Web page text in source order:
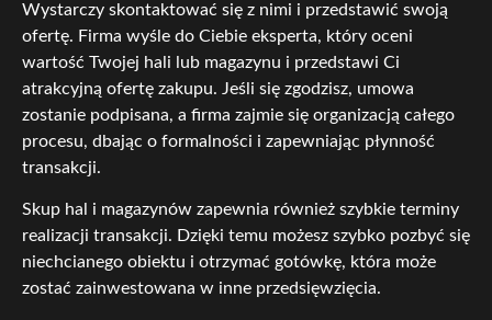
Wystarczy skontaktować się z nimi i przedstawić swoją
ofertę. Firma wyśle do Ciebie eksperta, który oceni
wartość Twojej hali lub magazynu i przedstawi Ci
atrakcyjną ofertę zakupu. Jeśli się zgodzisz, umowa
zostanie podpisana, a firma zajmie się organizacją całego
procesu, dbając o formalności i zapewniając płynność
transakcji.
Skup hal i magazynów zapewnia również szybkie terminy
realizacji transakcji. Dzięki temu możesz szybko pozbyć się
niechcianego obiektu i otrzymać gotówkę, która może
zostać zainwestowana w inne przedsięwzięcia.